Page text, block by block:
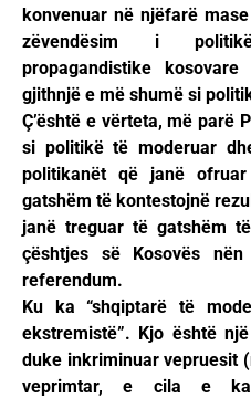
konvenuar në njëfarë
zëvendësim i
propagandistike
gjithnjë e më shumë si
Ç’është e vërteta, më parë
si politikë të moderuar
politikanët që janë
gatshëm të kontestojnë
janë treguar të gatshëm
çështjes së Kosovës
referendum.
Ku ka “shqiptarë të
ekstremistë”. Kjo është
duke inkriminuar vepruesit
veprimtar, e cila e